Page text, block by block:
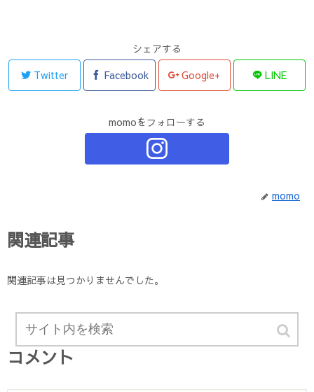
シェアする
Twitter
Facebook Google+ LINE
momoをフォローする
momo
関連記事
関連記事は見つかりませんでした。
コメント